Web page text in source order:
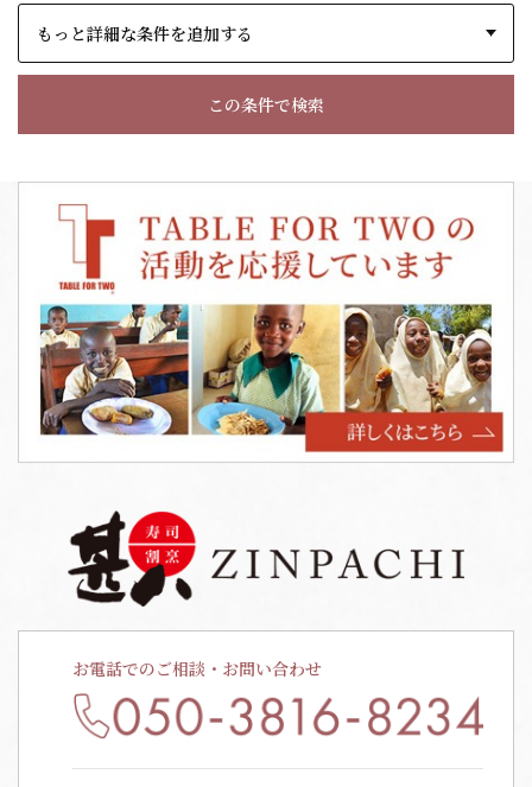
もっと詳細な条件を追加する
この条件で検索
お電話でのご相談・お問い合わせ